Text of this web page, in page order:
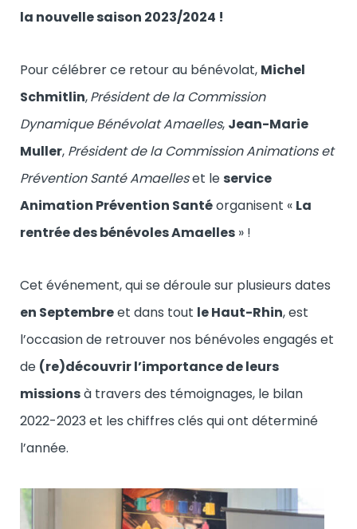
la nouvelle saison 2023/2024 !
Pour célébrer ce retour au bénévolat, Michel
Schmitlin,Président de la Commission
Dynamique Bénévolat Amaelles, Jean-Marie
Muller, Président de la Commission Animations et
Prévention Santé Amaelleset le service
Animation Prévention Santéorganisent « La
rentrée des bénévoles Amaelles » !
Cet événement, qui se déroule sur plusieurs dates
en Septembreet dans tout le Haut-Rhin, est
l’occasion de retrouver nos bénévoles engagés et
de (re)découvrir l’importance de leurs
missionsà travers des témoignages, le bilan
2022-2023 et les chiffres clés qui ont déterminé
l’année.